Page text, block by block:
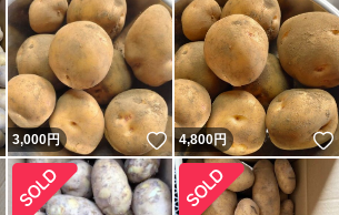
いいね！
3,000円 いいね！
4,800円